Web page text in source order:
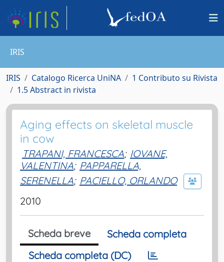
IRIS
IRIS Catalogo Ricerca UniNA
1 Contributo su Rivista
1.5 Abstract in rivista
Aging effects on skeletal muscle
in cow
TRAPANI, FRANCESCA; IOVANE,
VALENTINA; PAPPARELLA,
SERENELLA; PACIELLO, ORLANDO
2010
Scheda breve
Scheda completa
Scheda completa (DC)